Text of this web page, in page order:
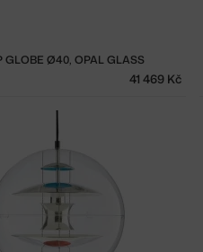
GLOBE Ø40, OPAL GLASS
41 469 Kč